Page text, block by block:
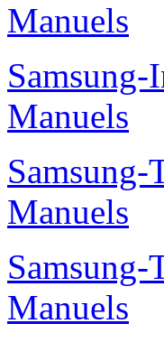
Manuels
Manuels
Manuels
Manuels